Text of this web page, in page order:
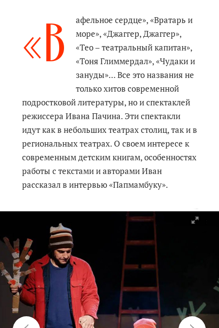
«В
афельное сердце», «Вратарь и
море», «Джаггер, Джаггер»,
«Тео – театральный капитан»,
«Тоня Глиммердал», «Чудаки и
зануды»... Все это названия не
только хитов современной
подростковой литературы, но и спектаклей
режиссера Ивана Пачина. Эти спектакли
идут как в небольших театрах столиц, так и в
региональных театрах. О своем интересе к
современным детским книгам, особенностях
работы с текстами и авторами Иван
рассказал в интервью «Папмамбуку».